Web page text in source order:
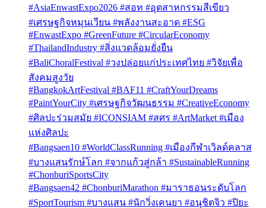
#AsiaEnwastExpo2026 #สอท #อุตสาหกรรมสีเขียว
#เศรษฐกิจหมุนเวียน #พลังงานสะอาด #ESG
#EnwastExpo #GreenFuture #CircularEconomy
#ThailandIndustry #สิ่งแวดล้อมยั่งยืน
#BaliChoralFestival #วงปล่อยแก่ประเทศไทย #วิจัยเพื่อ
สังคมสูงวัย
#BangkokArtFestival #BAF11 #CraftYourDreams
#PaintYourCity #เศรษฐกิจวัฒนธรรม #CreativeEconomy
#ศิลปะร่วมสมัย #ICONSIAM #สศร #ArtMarket #เมือง
แห่งศิลปะ
#Bangsaen10 #WorldClassRunning #เมืองกีฬาเวิลด์คลาส
#บางแสนรักษ์โลก #จากแก้วสู่กล้า #SustainableRunning
#ChonburiSportsCity
#Bangsaen42 #ChonburiMarathon #มาราธอนระดับโลก
#SportTourism #บางแสน #นักวิ่งเคนยา #อนุชิตจิว #ปิยะ